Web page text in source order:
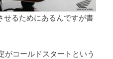
せるためにあるんですが書
がコールドスタートという